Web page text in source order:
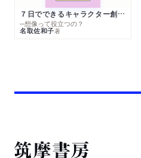
７日でできるキャラクター創作入門
─想像って役立つの？
名取佐和子著